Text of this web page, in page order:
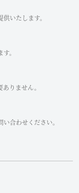
いたします。
。
りません。
合わせください。